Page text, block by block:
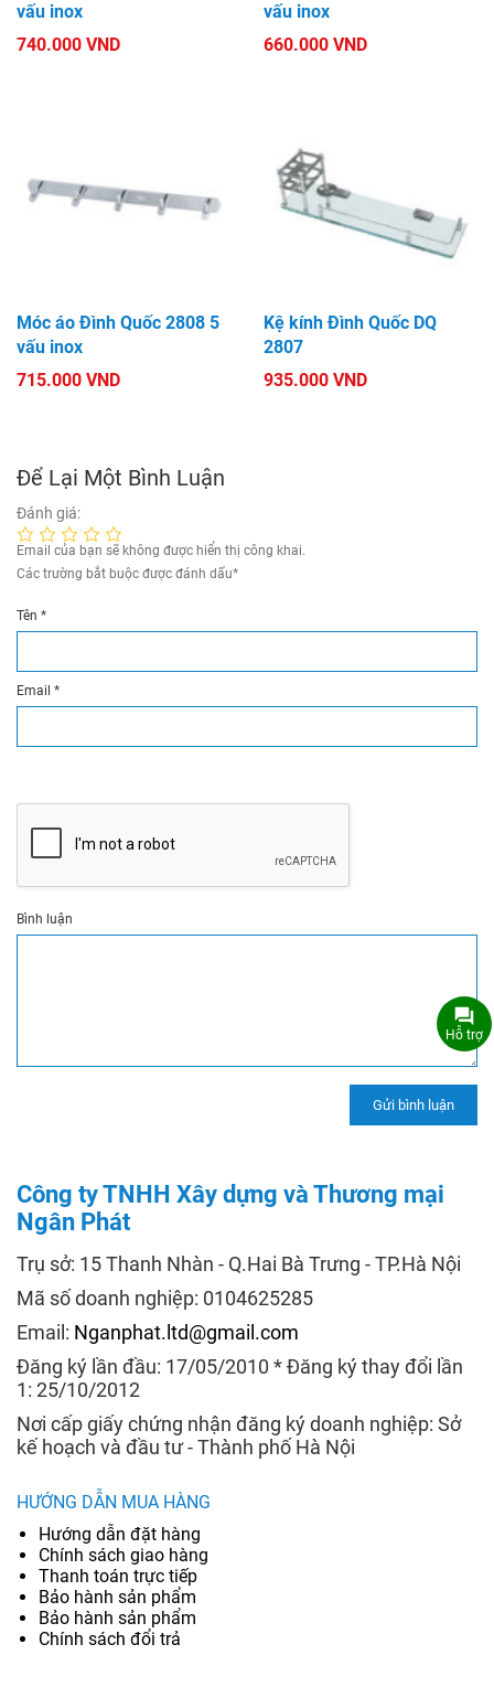
vấu inox
740.000 VND
vấu inox
660.000 VND
Móc áo Đình Quốc 2808 5
vấu inox
715.000 VND
Kệ kính Đình Quốc DQ
2807
935.000 VND
Để Lại Một Bình Luận
Đánh giá:
Email của bạn sẽ không được hiển thị công khai.
Các trường bắt buộc được đánh dấu*
Tên *
Email *
Bình luận
Công ty TNHH Xây dựng và Thương mại
Ngân Phát
Trụ sở: 15 Thanh Nhàn - Q.Hai Bà Trưng - TP.Hà Nội
Mã số doanh nghiệp: 0104625285
Email: Nganphat.ltd@gmail.com
Đăng ký lần đầu: 17/05/2010 * Đăng ký thay đổi lần
1: 25/10/2012
Nơi cấp giấy chứng nhận đăng ký doanh nghiệp: Sở
kế hoạch và đầu tư - Thành phố Hà Nội
HƯỚNG DẪN MUA HÀNG
Hướng dẫn đặt hàng
Chính sách giao hàng
Thanh toán trực tiếp
Bảo hành sản phẩm
Bảo hành sản phẩm
Chính sách đổi trả
Hỗ trợ